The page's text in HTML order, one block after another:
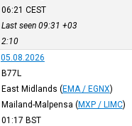
06:21 CEST
Last seen 09:31 +03
2:10
05.08.2026
B77L
East Midlands (EMA / EGNX)
Mailand-Malpensa (MXP / LIMC)
01:17 BST